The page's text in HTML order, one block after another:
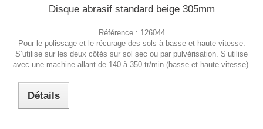
Disque abrasif standard beige 305mm
Référence : 126044
Pour le polissage et le récurage des sols à basse et haute vitesse.
S’utilise sur les deux côtés sur sol sec ou par pulvérisation. S’utilise
avec une machine allant de 140 à 350 tr/min (basse et haute vitesse).
Détails